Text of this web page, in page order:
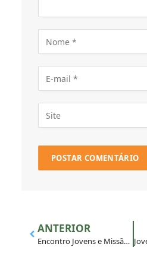
ANTERIOR
Encontro Jovens e Missão nas CEBs inspira protagonismo juvenil